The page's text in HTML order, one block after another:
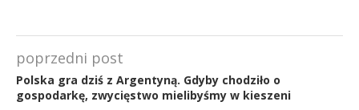
poprzedni post
Polska gra dziś z Argentyną. Gdyby chodziło o
gospodarkę, zwycięstwo mielibyśmy w kieszeni